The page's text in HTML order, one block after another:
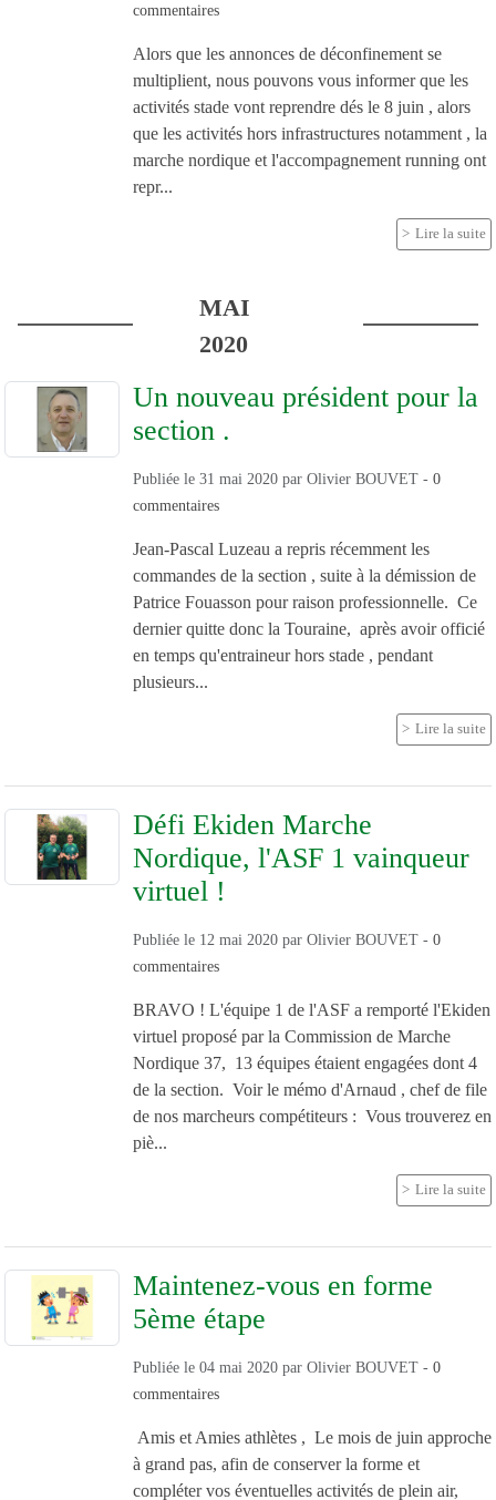
commentaires
Alors que les annonces de déconfinement se
multiplient, nous pouvons vous informer que les
activités stade vont reprendre dés le 8 juin , alors
que les activités hors infrastructures notamment , la
marche nordique et l'accompagnement running ont
repr...
Lire la suite
MAI
2020
Un nouveau président pour la
section .
Publiée le 31 mai 2020 par Olivier BOUVET - 0
commentaires
Jean-Pascal Luzeau a repris récemment les
commandes de la section , suite à la démission de
Patrice Fouasson pour raison professionnelle. Ce
dernier quitte donc la Touraine, après avoir officié
en temps qu'entraineur hors stade , pendant
plusieurs...
Lire la suite
Défi Ekiden Marche
Nordique, l'ASF 1 vainqueur
virtuel !
Publiée le 12 mai 2020 par Olivier BOUVET - 0
commentaires
BRAVO ! L'équipe 1 de l'ASF a remporté l'Ekiden
virtuel proposé par la Commission de Marche
Nordique 37, 13 équipes étaient engagées dont 4
de la section. Voir le mémo d'Arnaud , chef de file
de nos marcheurs compétiteurs : Vous trouverez en
piè...
Lire la suite
Maintenez-vous en forme
5ème étape
Publiée le 04 mai 2020 par Olivier BOUVET - 0
commentaires
Amis et Amies athlètes , Le mois de juin approche
à grand pas, afin de conserver la forme et
compléter vos éventuelles activités de plein air,